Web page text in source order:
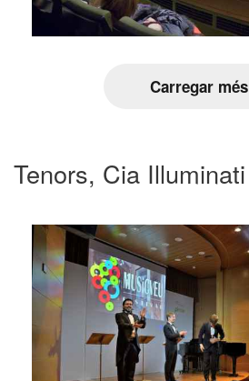
Carregar més
Tenors, Cia Illuminati